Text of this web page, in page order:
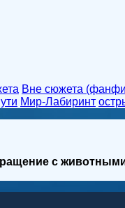
Вне сюжета
Мир-Лабиринт
с